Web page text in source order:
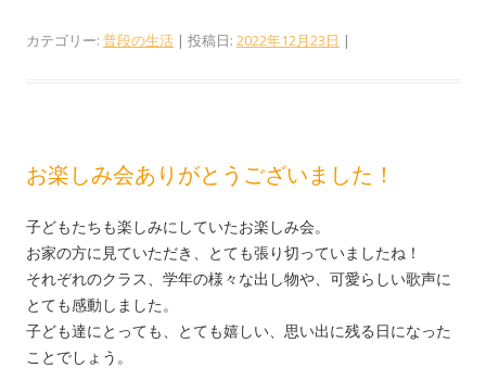
カテゴリー: 普段の生活 | 投稿日: 2022年12月23日 |
お楽しみ会ありがとうございました！
子どもたちも楽しみにしていたお楽しみ会。
お家の方に見ていただき、とても張り切っていましたね！
それぞれのクラス、学年の様々な出し物や、可愛らしい歌声に
とても感動しました。
子ども達にとっても、とても嬉しい、思い出に残る日になった
ことでしょう。